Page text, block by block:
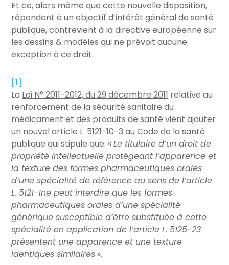
Et ce, alors même que cette nouvelle disposition,
répondant à un objectif d’intérêt général de santé
publique, contrevient à la directive européenne sur
les dessins & modèles qui ne prévoit aucune
exception à ce droit.
[1]
La Loi N° 2011-2012, du 29 décembre 2011 relative au
renforcement de la sécurité sanitaire du
médicament et des produits de santé vient ajouter
un nouvel article L. 5121-10-3 au Code de la santé
publique qui stipule que: «Le titulaire d’un droit de
propriété intellectuelle protégeant l’apparence et
la texture des formes pharmaceutiques orales
d’une spécialité de référence au sens de l’article
L. 5121-1ne peut interdire que les formes
pharmaceutiques orales d’une spécialité
générique susceptible d’être substituée à cette
spécialité en application de l’article L. 5125-23
présentent une apparence et une texture
identiques similaires ».